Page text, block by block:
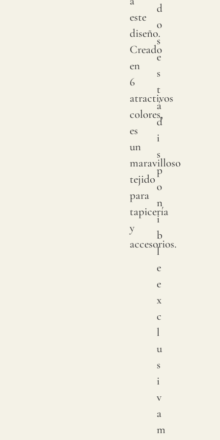
este
diseño.
Creado
en
6
atractivos
colores,
es
un
maravilloso
tejido
para
tapicería
y
accesorios.
d
o
s
e
s
t
á
d
i
s
p
o
n
i
b
l
e
e
x
c
l
u
s
i
v
a
m